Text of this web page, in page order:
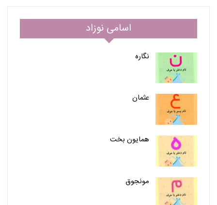
اسامی نوزاد
نگاره
عثمان
همایون بخت
مونجوق